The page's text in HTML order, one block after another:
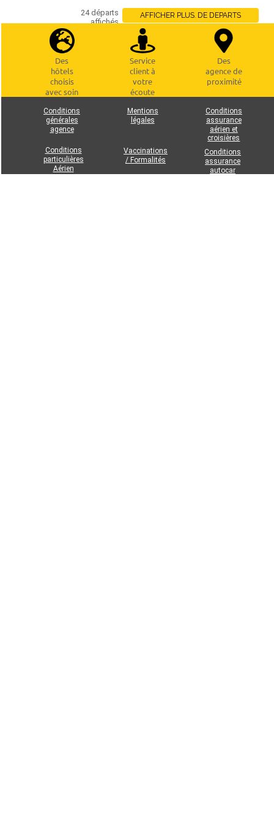
Des
hôtels
choisis
avec soin
Service
client à
votre
écoute
Des
agence de
proximité
Conditions
générales
agence
Mentions
légales
Conditions
assurance
aérien et
croisières
Conditions
particulières
Aérien
Vaccinations
/ Formalités
Conditions
assurance
autocar
AFFICHER PLUS. DE DEPARTS
24 départs
affichés